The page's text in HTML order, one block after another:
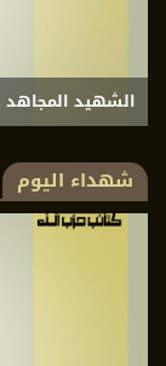
الشهيد المجاهد
شهداء اليوم